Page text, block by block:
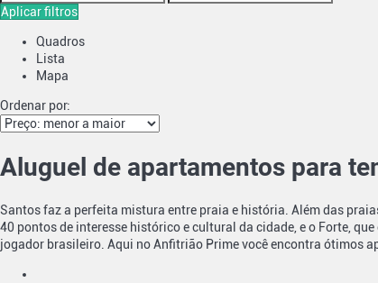
Aplicar filtros
Quadros
Lista
Mapa
Ordenar por:
Aluguel de apartamentos para
Santos faz a perfeita mistura entre praia e história. Além das
40 pontos de interesse histórico e cultural da cidade, e o Forte,
jogador brasileiro. Aqui no Anfitrião Prime você encontra ótimos